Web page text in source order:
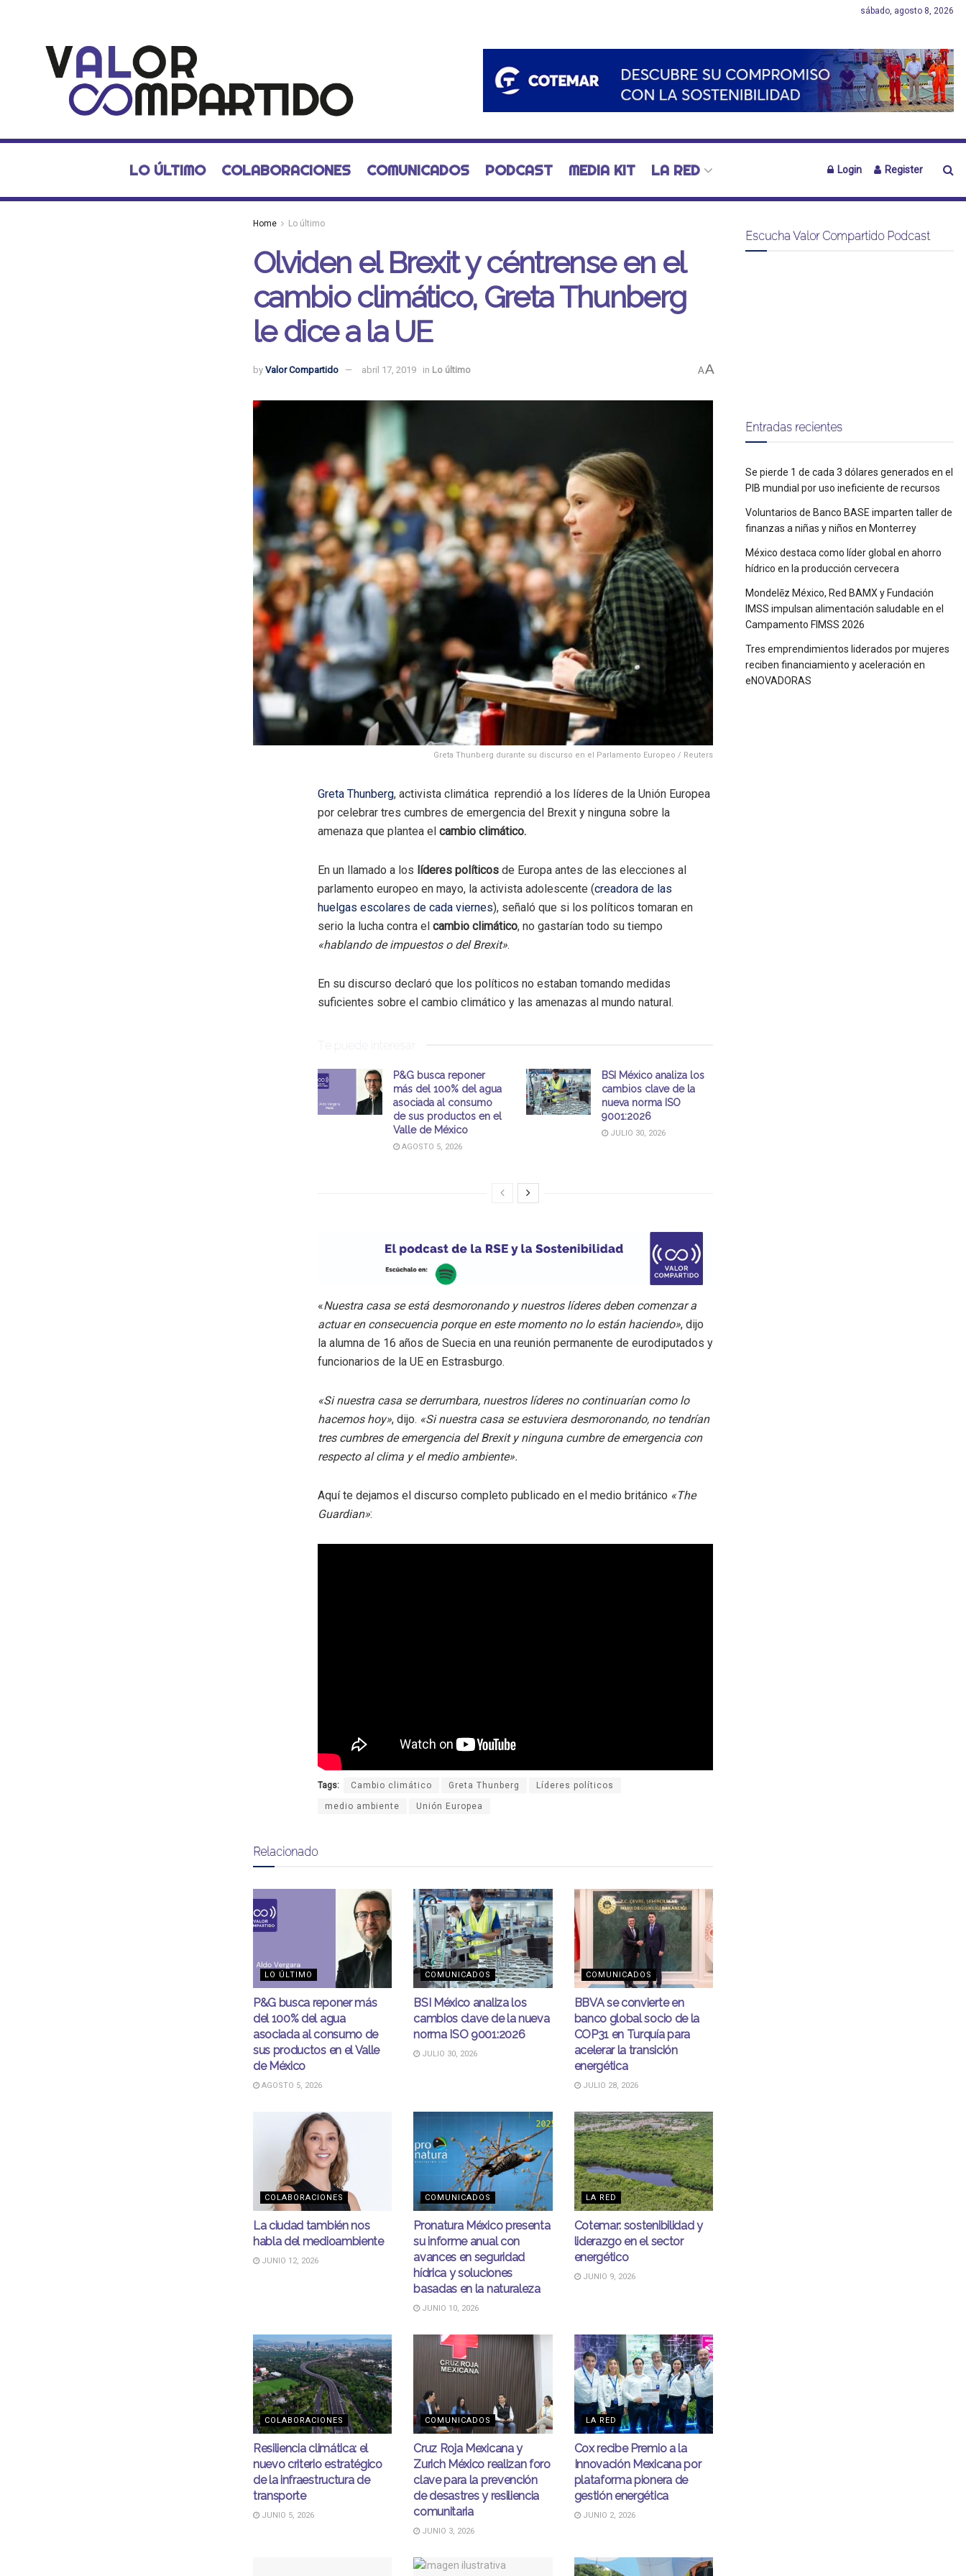
sábado, agosto 8, 2026
LO ÚLTIMO COLABORACIONES COMUNICADOS PODCAST MEDIA KIT LA RED Login Register
Home Lo último
Olviden el Brexit y céntrense en el
cambio climático, Greta Thunberg
le dice a la UE
by Valor Compartido abril 17, 2019 in Lo último AA
Greta Thunberg durante su discurso en el Parlamento Europeo / Reuters
Greta Thunberg, activista climática reprendió a los líderes de la Unión Europea
por celebrar tres cumbres de emergencia del Brexit y ninguna sobre la
amenaza que plantea el cambio climático.
En un llamado a los líderes políticos de Europa antes de las elecciones al
parlamento europeo en mayo, la activista adolescente (creadora de las
huelgas escolares de cada viernes), señaló que si los políticos tomaran en
serio la lucha contra el cambio climático, no gastarían todo su tiempo
«hablando de impuestos o del Brexit».
En su discurso declaró que los políticos no estaban tomando medidas
suficientes sobre el cambio climático y las amenazas al mundo natural.
Te puede interesar
P&G busca reponer
más del 100% del agua
asociada al consumo
de sus productos en el
Valle de México
AGOSTO 5, 2026
BSI México analiza los
cambios clave de la
nueva norma ISO
9001:2026
JULIO 30, 2026
«Nuestra casa se está desmoronando y nuestros líderes deben comenzar a
actuar en consecuencia porque en este momento no lo están haciendo», dijo
la alumna de 16 años de Suecia en una reunión permanente de eurodiputados y
funcionarios de la UE en Estrasburgo.
«Si nuestra casa se derrumbara, nuestros líderes no continuarían como lo
hacemos hoy», dijo. «Si nuestra casa se estuviera desmoronando, no tendrían
tres cumbres de emergencia del Brexit y ninguna cumbre de emergencia con
respecto al clima y el medio ambiente».
Aquí te dejamos el discurso completo publicado en el medio británico «The
Guardian»:
Tags: Cambio climático Greta Thunberg Líderes políticos
medio ambiente Unión Europea
Relacionado
LO ÚLTIMO
P&G busca reponer más
del 100% del agua
asociada al consumo de
sus productos en el Valle
de México
AGOSTO 5, 2026
COMUNICADOS
BSI México analiza los
cambios clave de la nueva
norma ISO 9001:2026
JULIO 30, 2026
COMUNICADOS
BBVA se convierte en
banco global socio de la
COP31 en Turquía para
acelerar la transición
energética
JULIO 28, 2026
COLABORACIONES
La ciudad también nos
habla del medioambiente
JUNIO 12, 2026
COMUNICADOS
Pronatura México presenta
su informe anual con
avances en seguridad
hídrica y soluciones
basadas en la naturaleza
JUNIO 10, 2026
LA RED
Cotemar: sostenibilidad y
liderazgo en el sector
energético
JUNIO 9, 2026
COLABORACIONES
Resiliencia climática: el
nuevo criterio estratégico
de la infraestructura de
transporte
JUNIO 5, 2026
COMUNICADOS
Cruz Roja Mexicana y
Zurich México realizan foro
clave para la prevención
de desastres y resiliencia
comunitaria
JUNIO 3, 2026
LA RED
Cox recibe Premio a la
Innovación Mexicana por
plataforma pionera de
gestión energética
JUNIO 2, 2026
Escucha Valor Compartido Podcast
Entradas recientes
Se pierde 1 de cada 3 dólares generados en el
PIB mundial por uso ineficiente de recursos
Voluntarios de Banco BASE imparten taller de
finanzas a niñas y niños en Monterrey
México destaca como líder global en ahorro
hídrico en la producción cervecera
Mondelēz México, Red BAMX y Fundación
IMSS impulsan alimentación saludable en el
Campamento FIMSS 2026
Tres emprendimientos liderados por mujeres
reciben financiamiento y aceleración en
eNOVADORAS